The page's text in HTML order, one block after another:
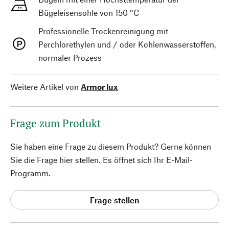
Bügeleisensohle von 150 °C
Professionelle Trockenreinigung mit
Perchlorethylen und / oder Kohlenwasserstoffen,
normaler Prozess
Weitere Artikel von Armor lux
Frage zum Produkt
Sie haben eine Frage zu diesem Produkt? Gerne können
Sie die Frage hier stellen. Es öffnet sich Ihr E-Mail-
Programm.
Frage stellen